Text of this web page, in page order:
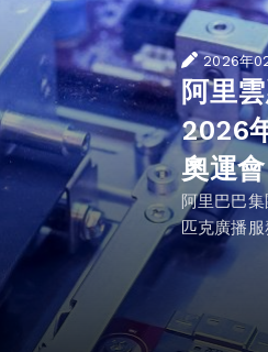
2026年
阿里
2026
奧運會
阿里巴巴
匹克廣播